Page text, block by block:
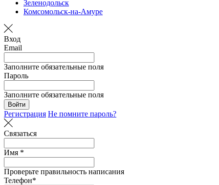
Зеленодольск
Комсомольск-на-Амуре
Вход
Email
Заполните обязательные поля
Пароль
Заполните обязательные поля
Войти
Регистрация Не помните пароль?
Связаться
Имя *
Проверьте правильность написания
Телефон*